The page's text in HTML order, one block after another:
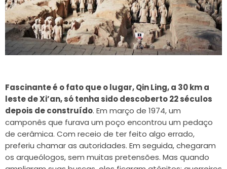
Fascinante é o fato que o lugar, Qin Ling, a 30 km a
leste de Xi’an, só tenha sido descoberto 22 séculos
depois de construído. Em março de 1974, um
camponês que furava um poço encontrou um pedaço
de cerâmica. Com receio de ter feito algo errado,
preferiu chamar as autoridades. Em seguida, chegaram
os arqueólogos, sem muitas pretensões. Mas quando